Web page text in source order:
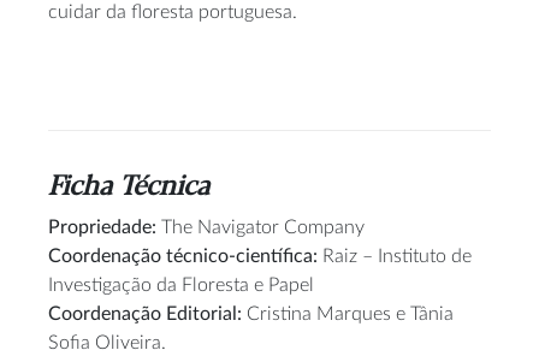
cuidar da floresta portuguesa.
Ficha Técnica
Propriedade: The Navigator Company
Coordenação técnico-científica: Raiz – Instituto de
Investigação da Floresta e Papel
Coordenação Editorial: Cristina Marques e Tânia
Sofia Oliveira.